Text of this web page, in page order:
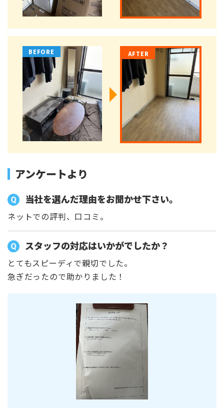
アンケートより
当社を選んだ理由をお聞かせ下さい。
ネットでの評判、口コミ。
スタッフの対応はいかがでしたか？
とてもスピーディで親切でした。
急ぎだったので助かりました！